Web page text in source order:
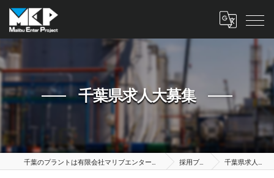
千葉県求人大募集
採用ブログ 千葉県求人大募集